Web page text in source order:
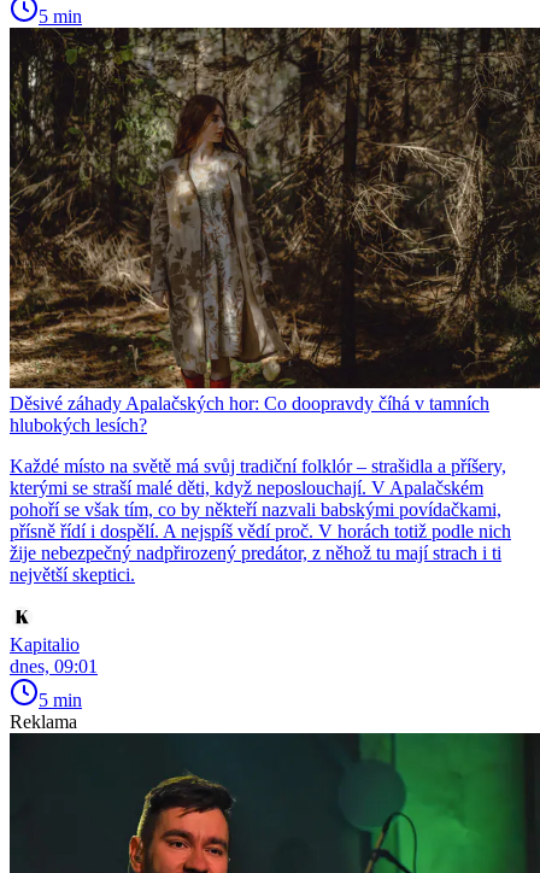
5 min
Děsivé záhady Apalačských hor: Co doopravdy číhá v tamních
hlubokých lesích?
Každé místo na světě má svůj tradiční folklór – strašidla a příšery,
kterými se straší malé děti, když neposlouchají. V Apalačském
pohoří se však tím, co by někteří nazvali babskými povídačkami,
přísně řídí i dospělí. A nejspíš vědí proč. V horách totiž podle nich
žije nebezpečný nadpřirozený predátor, z něhož tu mají strach i ti
největší skeptici.
Kapitalio
dnes, 09:01
5 min
Reklama